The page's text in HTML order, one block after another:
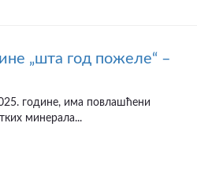
„шта год пожеле“ –
године, има повлашћени
минерала...